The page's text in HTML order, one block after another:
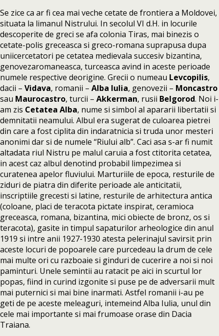
Se zice ca ar fi cea mai veche cetate de frontiera a Moldovei,
situata la limanul Nistrului. In secolul VI d.H. in locurile
descoperite de greci se afa colonia Tiras, mai binezis o
cetate-polis greceasca si greco-romana suprapusa dupa
uniicercetatori pe cetatea medievala succesiv bizantina,
genovezaromaneasca, turceasca avind in aceste perioade
numele respective deorigine. Grecii o numeau Levcopilis,
dacii – Vidava, romanii – Alba Iulia, genovezii – Moncastro
sau Maurocastro, turcii – Akkerman, rusii Belgorod. Noi i-
am zis Cetatea Alba, nume si simbol al apararii libertatii si
demnitatii neamului. Albul era sugerat de culoarea pietrei
din care a fost ciplita din indaratnicia si truda unor mesteri
anonimi dar si de numele “Riului alb”. Caci asa s-ar fi numit
altadata riul Nistru pe malul caruia a fost ctitorita cetatea,
in acest caz albul denotind probabil limpezimea si
curatenea apelor fluviului. Marturiile de epoca, resturile de
ziduri de piatra din diferite perioade ale anticitatii,
inscriptiile grecesti si latine, resturile de arhitectura antica
(coloane, placi de teracota pictate inspirat, ceramioca
greceasca, romana, bizantina, mici obiecte de bronz, os si
teracota), gasite in timpul sapaturilor arheologice din anul
1919 si intre anii 1927-1930 atesta pelerinajul savirsit prin
aceste locuri de popoarele care purcedeau la drum de cele
mai multe ori cu razboaie si ginduri de cucerire a noi si noi
paminturi. Unele semintii au ratacit pe aici in scurtul lor
popas, fiind in curind izgonite si puse pe de adversarii mult
mai puternici si mai bine inarmati. Astfel romanii i-au pe
geti de pe aceste meleaguri, intemeind Alba Iulia, unul din
cele mai importante si mai frumoase orase din Dacia
Traiana.